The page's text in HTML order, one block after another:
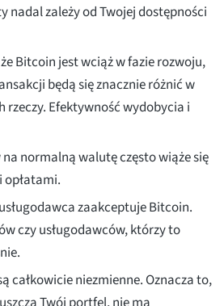
nadal zależy od Twojej dostępności
Bitcoin jest wciąż w fazie rozwoju,
będą się znacznie różnić w
rzeczy. Efektywność wydobycia i
normalną walutę często wiąże się
opłatami.
zaakceptuje Bitcoin.
czy usługodawców, którzy to
całkowicie niezmienne. Oznacza to,